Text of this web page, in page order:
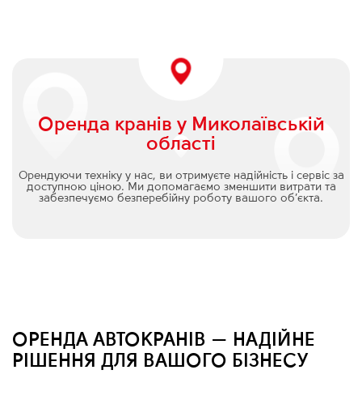
Оренда кранів у Миколаївській
області
Орендуючи техніку у нас, ви отримуєте надійність і сервіс за
доступною ціною. Ми допомагаємо зменшити витрати та
забезпечуємо безперебійну роботу вашого об’єкта.
ОРЕНДА АВТОКРАНІВ — НАДІЙНЕ
РІШЕННЯ ДЛЯ ВАШОГО БІЗНЕСУ